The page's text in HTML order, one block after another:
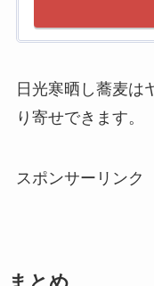
日光寒晒し蕎麦は
り寄せできます。
スポンサーリンク